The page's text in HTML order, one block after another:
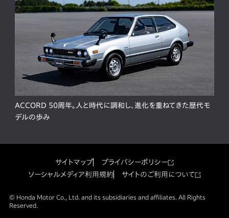
ACCORD 50周年。人と時代に調和し、進化を重ねてきた歴代モ
デルの歩み
サイトマップ
プライバシーポリシー
ソーシャルメディア利用規約
サイトのご利用について
© Honda Motor Co., Ltd. and its subsidiaries and affiliates. All Rights
Reserved.